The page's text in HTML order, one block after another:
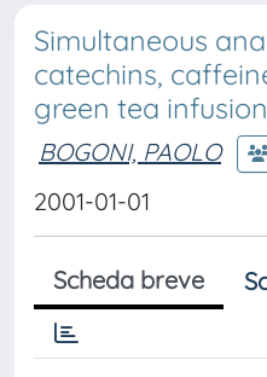
Simultaneous
catechins,
green tea
BOGONI, PAOLO
2001-01-01
Scheda breve